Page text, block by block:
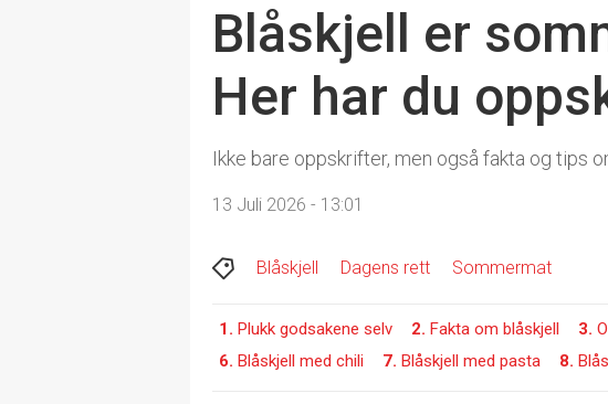
Blåskjell er
Her har du
Ikke bare oppskrifter, men også fakta og tips
13 Juli 2026 - 13:01
Blåskjell Dagens rett Sommermat
1. Plukk godsakene selv 2. Fakta om blåskjell 3.
6. Blåskjell med chili 7. Blåskjell med pasta 8.